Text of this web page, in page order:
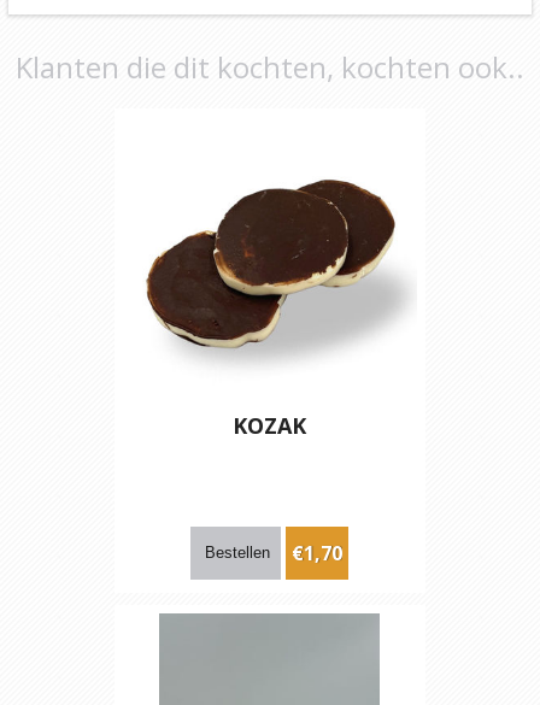
Klanten die dit kochten, kochten ook..
KOZAK
€1,70